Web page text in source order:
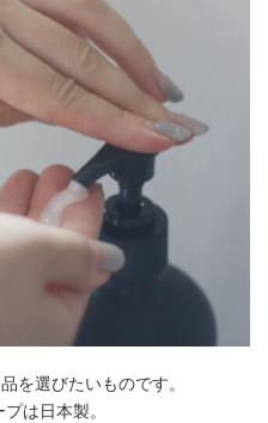
を選びたいものです。
は日本製。